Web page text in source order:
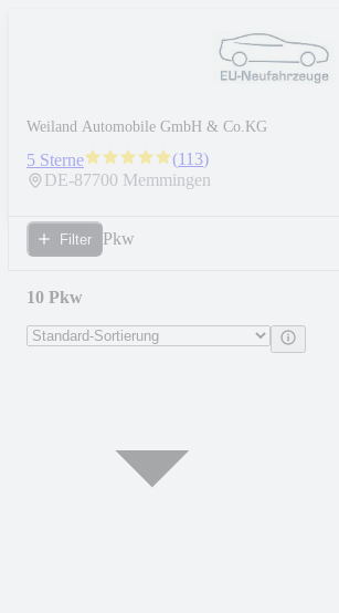
Weiland Automobile GmbH & Co.KG
5 Sterne (113)
DE-87700 Memmingen
Filter Pkw
10 Pkw